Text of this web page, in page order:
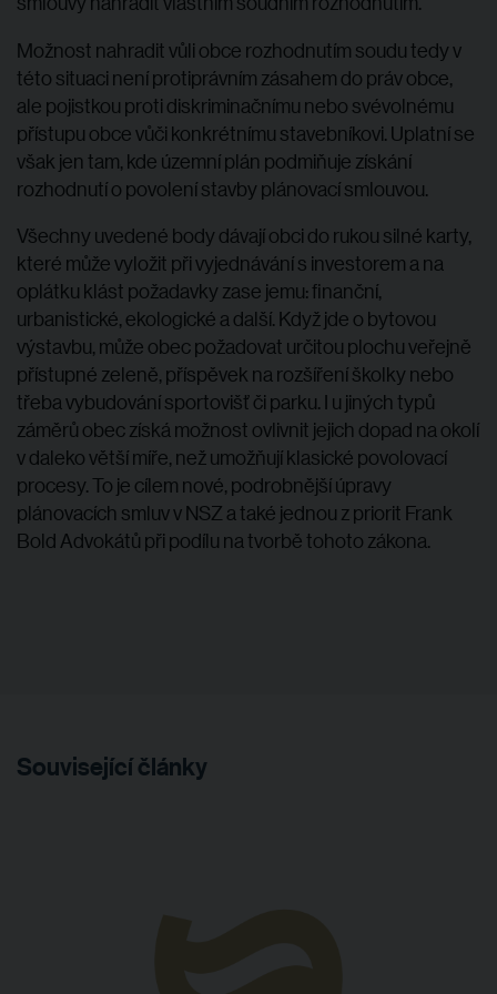
Možnost nahradit vůli obce rozhodnutím soudu tedy v
této situaci není protiprávním zásahem do práv obce,
ale pojistkou proti diskriminačnímu nebo svévolnému
přístupu obce vůči konkrétnímu stavebníkovi. Uplatní se
však jen tam, kde územní plán podmiňuje získání
rozhodnutí o povolení stavby plánovací smlouvou.
Všechny uvedené body dávají obci do rukou silné karty,
které může vyložit při vyjednávání s investorem a na
oplátku klást požadavky zase jemu: finanční,
urbanistické, ekologické a další. Když jde o bytovou
výstavbu, může obec požadovat určitou plochu veřejně
přístupné zeleně, příspěvek na rozšíření školky nebo
třeba vybudování sportovišť či parku. I u jiných typů
záměrů obec získá možnost ovlivnit jejich dopad na okolí
v daleko větší míře, než umožňují klasické povolovací
procesy. To je cílem nové, podrobnější úpravy
plánovacích smluv v NSZ a také jednou z priorit Frank
Bold Advokátů při podílu na tvorbě tohoto zákona.
Související články